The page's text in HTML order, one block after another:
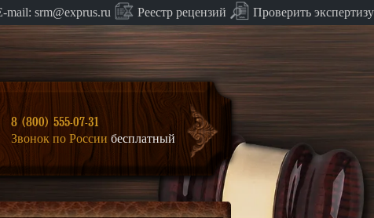
mail: srm@exprus.ru Реестр рецензий Проверить экспертизу
8 (800) 555-07-31
Звонок по России бесплатный